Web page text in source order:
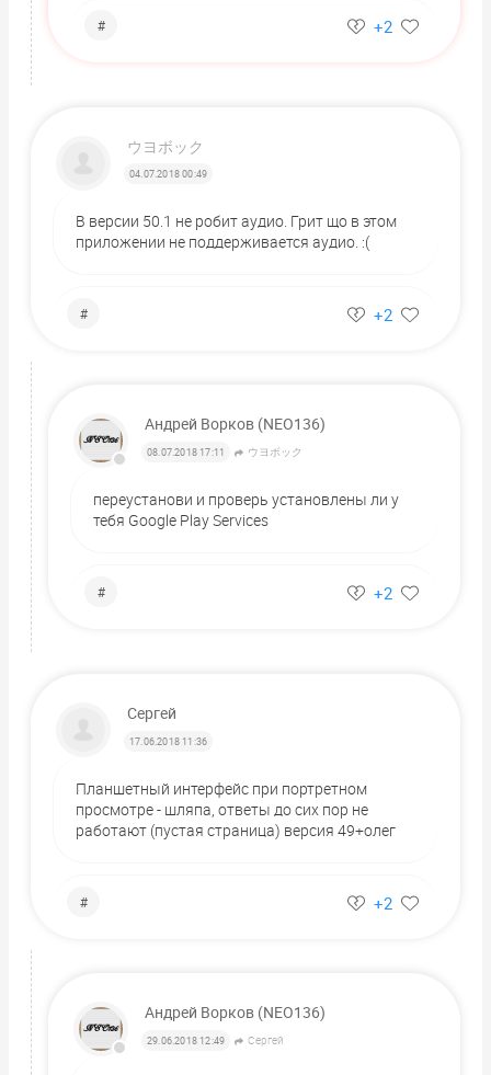
# +2
ウヨボック
04.07.2018 00:49
В версии 50.1 не робит аудио. Грит що в этом
приложении не поддерживается аудио. :(
# +2
Андрей Ворков (NEO136)
08.07.2018 17:11 ウヨボック
переустанови и проверь установлены ли у
тебя Google Play Services
# +2
Сергей
17.06.2018 11:36
Планшетный интерфейс при портретном
просмотре - шляпа, ответы до сих пор не
работают (пустая страница) версия 49+олег
# +2
Андрей Ворков (NEO136)
29.06.2018 12:49 Сергей